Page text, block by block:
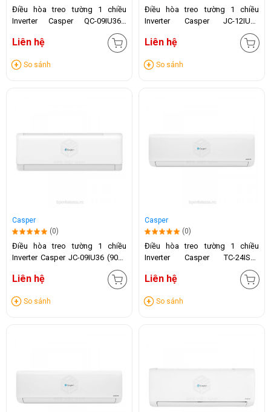
Điều hòa treo tường 1 chiều
Inverter Casper QC-09IU36A
Liên hệ
So sánh
Điều hòa treo tường 1 chiều
Inverter Casper JC-12IU36
Liên hệ
So sánh
Casper
(0)
Điều hòa treo tường 1 chiều
Inverter Casper JC-09IU36 (9000
Liên hệ
So sánh
Casper
(0)
Điều hòa treo tường 1 chiều
Inverter Casper TC-24IS36
Liên hệ
So sánh